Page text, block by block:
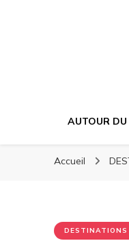
AUTOUR DU
Accueil
DESTINATIONS